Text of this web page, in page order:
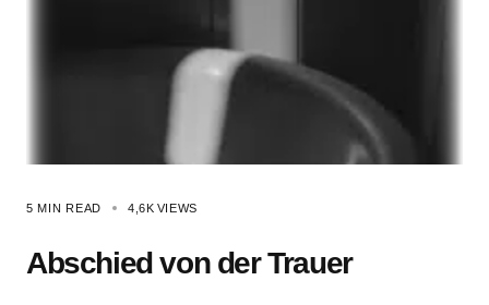
5 MIN READ 4,6K VIEWS
Abschied von der Trauer